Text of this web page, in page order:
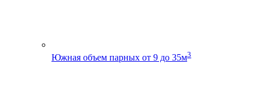
Южная объем парных от 9 до 35м3